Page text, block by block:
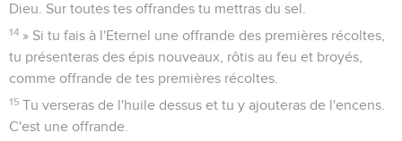
Dieu. Sur toutes tes offrandes tu mettras du sel.
14 » Si tu fais à l'Eternel une offrande des premières récoltes,
tu présenteras des épis nouveaux, rôtis au feu et broyés,
comme offrande de tes premières récoltes.
15 Tu verseras de l'huile dessus et tu y ajouteras de l'encens.
C'est une offrande.